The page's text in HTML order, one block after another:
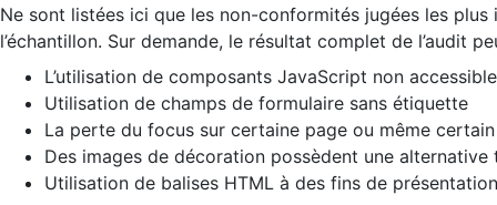
Ne sont listées ici que les non-conformités jugées les
l’échantillon. Sur demande, le résultat complet de l’audit
L’utilisation de composants JavaScript non
Utilisation de champs de formulaire sans étiquette
La perte du focus sur certaine page ou même
Des images de décoration possèdent une alternative
Utilisation de balises HTML à des fins de